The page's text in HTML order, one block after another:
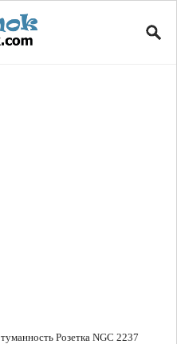
туманность Розетка NGC 2237